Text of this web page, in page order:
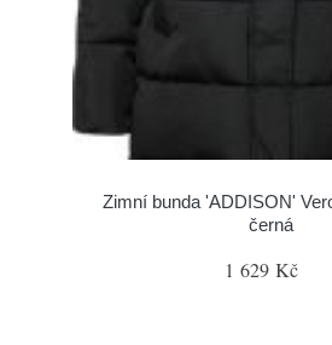
Zimní bunda 'ADDISON'
černá
1 629 Kč